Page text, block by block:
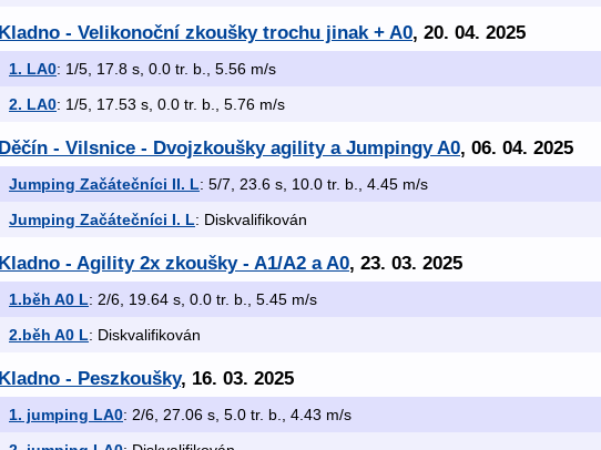
Kladno - Velikonoční zkoušky trochu jinak + A0, 20. 04. 2025
1. LA0: 1/5, 17.8 s, 0.0 tr. b., 5.56 m/s
2. LA0: 1/5, 17.53 s, 0.0 tr. b., 5.76 m/s
Děčín - Vilsnice - Dvojzkoušky agility a Jumpingy A0, 06. 04. 2025
Jumping Začátečníci II. L: 5/7, 23.6 s, 10.0 tr. b., 4.45 m/s
Jumping Začátečníci I. L: Diskvalifikován
Kladno - Agility 2x zkoušky - A1/A2 a A0, 23. 03. 2025
1.běh A0 L: 2/6, 19.64 s, 0.0 tr. b., 5.45 m/s
2.běh A0 L: Diskvalifikován
Kladno - Peszkoušky, 16. 03. 2025
1. jumping LA0: 2/6, 27.06 s, 5.0 tr. b., 4.43 m/s